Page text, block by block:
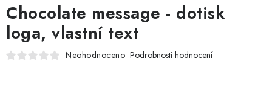
REKLAMNÍ VÝROBKY
O NÁS
Chocolate message - dotisk
loga, vlastní text
Neohodnoceno Podrobnosti hodnocení